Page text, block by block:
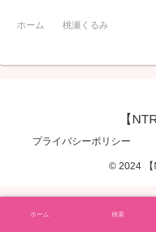
ホーム 桃瀬くるみ
【
プライバシーポリシー
© 2024 【
ホーム 検索